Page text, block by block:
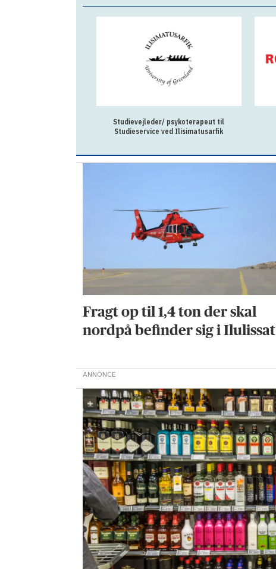
Studievejleder/ psykoterapeut til
Godsassistent
Fragt op til 1,4 ton der skal
nordpå befinder sig i Ilulissat
ANNONCE